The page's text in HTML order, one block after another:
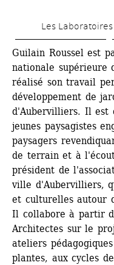
au
contenu
Les
Guilain Roussel est
nationale supérieure
réalisé son travail
développement de
d'Aubervilliers. Il est
jeunes paysagistes
paysagers
de terrain et à
président de
ville d'Aubervilliers,
et culturelles autour
Il collabore à partir
Architectes sur le
ateliers
plantes, aux cycles